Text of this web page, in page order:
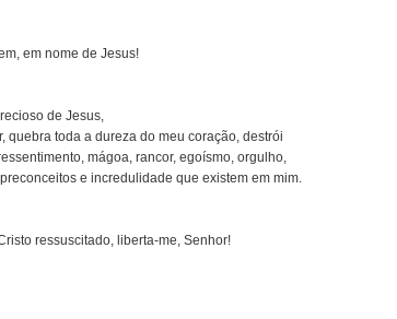
em nome de Jesus!
de Jesus,
quebra toda a dureza do meu coração, destrói
mágoa, rancor, egoísmo, orgulho,
e incredulidade que existem em mim.
ressuscitado, liberta-me, Senhor!